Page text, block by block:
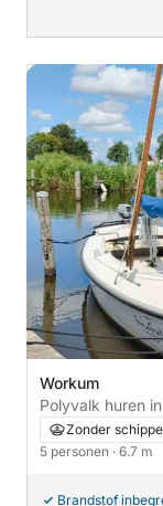
Workum
Polyvalk huren
Zonder
5 personen · 6.7 m
Brandstof